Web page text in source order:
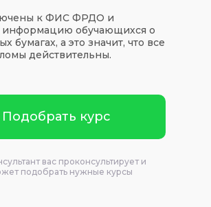
к ФИС ФРДО и
информацию обучающихся о
бумагах, а это значит, что все
действительны.
вас проконсультирует и
подобрать нужные курсы
Подобрать курс